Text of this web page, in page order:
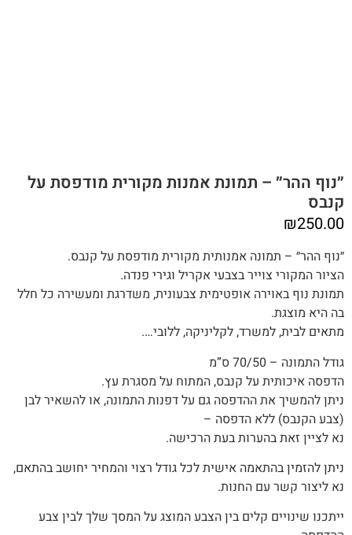
״נוף ההר״ – תמונת אמנות מקורית מודפסת על
קנבס
₪250.00
״נוף ההר״ – תמונה אמנותית מקורית מודפסת על קנבס.
הציור המקורי צוייר בצבעי אקריל וגירי פנדה.
תמונת נוף באוירה אופטימית צבעונית, משדרגת ומעשירה כל חלל
בה היא מוצגת.
מתאים לבית, למשרד, לקליניקה, ללובי….
גודל התמונה – 70/50 ס”מ
הדפסה איכותית על קנבס, המתוח על מסגרת עץ.
ניתן להמשיך את ההדפסה גם על דפנות התמונה, או להשאיר לבן
(צבע הקנבס) ללא הדפסה –
נא לציין זאת בהערות בעת הרכישה.
ניתן להזמין בהתאמה אישית לכל גודל רצוי והמחיר יחושב בהתאם,
נא ליצור קשר עם החנות.